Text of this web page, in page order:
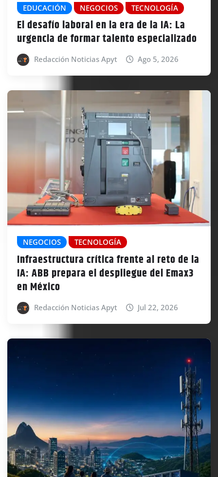
EDUCACIÓN NEGOCIOS TECNOLOGÍA
El desafío laboral en la era de la IA: La
urgencia de formar talento especializado
Redacción Noticias Apyt Ago 5, 2026
NEGOCIOS TECNOLOGÍA
Infraestructura crítica frente al reto de la
IA: ABB prepara el despliegue del Emax3
en México
Redacción Noticias Apyt Jul 22, 2026